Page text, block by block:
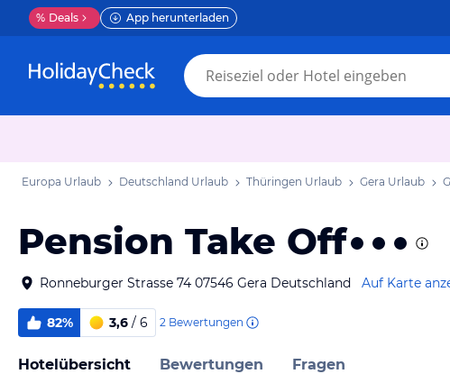
% Deals App herunterladen
Europa Urlaub Deutschland Urlaub Thüringen Urlaub Gera Urlaub
Pension Take Off
Ronneburger Strasse 74 07546 Gera Deutschland Auf Karte
82% 3,6 / 6 2 Bewertungen
Hotelübersicht Bewertungen Fragen